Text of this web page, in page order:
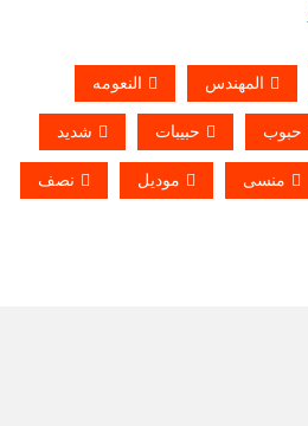
المهندس النعومه
حبوب حبيبات شديد
منسى موديل نصف